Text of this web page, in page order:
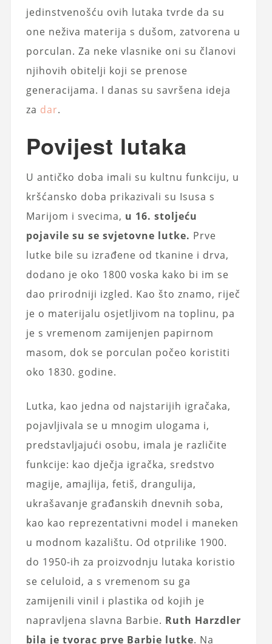
jedinstvenošću ovih lutaka tvrde da su
one neživa materija s dušom, zatvorena u
porculan. Za neke vlasnike oni su članovi
njihovih obitelji koji se prenose
generacijama. I danas su savršena ideja
za dar.
Povijest lutaka
U antičko doba imali su kultnu funkciju, u
kršćansko doba prikazivali su Isusa s
Marijom i svecima, u 16. stoljeću
pojavile su se svjetovne lutke. Prve
lutke bile su izrađene od tkanine i drva,
dodano je oko 1800 voska kako bi im se
dao prirodniji izgled. Kao što znamo, riječ
je o materijalu osjetljivom na toplinu, pa
je s vremenom zamijenjen papirnom
masom, dok se porculan počeo koristiti
oko 1830. godine.
Lutka, kao jedna od najstarijih igračaka,
pojavljivala se u mnogim ulogama i,
predstavljajući osobu, imala je različite
funkcije: kao dječja igračka, sredstvo
magije, amajlija, fetiš, drangulija,
ukrašavanje građanskih dnevnih soba,
kao kao reprezentativni model i maneken
u modnom kazalištu. Od otprilike 1900.
do 1950-ih za proizvodnju lutaka koristio
se celuloid, a s vremenom su ga
zamijenili vinil i plastika od kojih je
napravljena slavna Barbie. Ruth Harzdler
bila je tvorac prve Barbie lutke. Na